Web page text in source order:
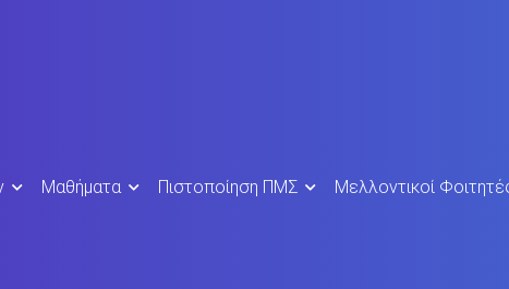
Μαθήματα Πιστοποίηση ΠΜΣ Μελλοντικοί